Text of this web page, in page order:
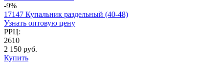
-9%
17147 Купальник раздельный (40-48)
Узнать оптовую цену
РРЦ:
2610
2 150 руб.
Купить